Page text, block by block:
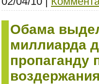
Обама
миллиарда
пропаганду